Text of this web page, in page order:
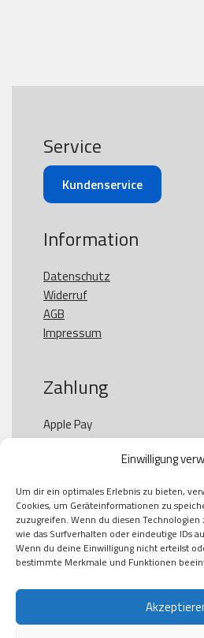
Einwilligung
Um dir ein optimales Erlebnis zu bieten,
Cookies, um Geräteinformationen zu
zuzugreifen. Wenn du diesen
wie das Surfverhalten oder eindeutige IDs
Wenn du deine Einwilligung nicht erteilst
bestimmte Merkmale und Funktionen
Service
Kundenservice
Information
Datenschutz
Widerruf
AGB
Impressum
Zahlung
Apple Pay
Paypal
Kauf auf Rechung
Klarna
American Express